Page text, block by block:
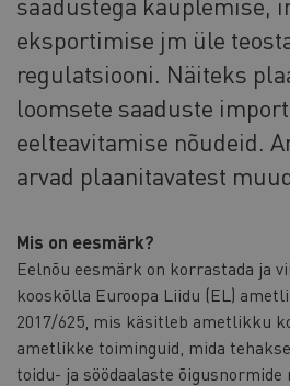
eksportimise jm üle
regulatsiooni. Näiteks
loomsete saaduste
eelteavitamise nõudeid.
arvad plaanitavatest
Mis on eesmärk?
Eelnõu eesmärk on korrastada ja
kooskõlla Euroopa Liidu (EL)
2017/625, mis käsitleb ametlikku
ametlikke toiminguid, mida
toidu- ja söödaalaste